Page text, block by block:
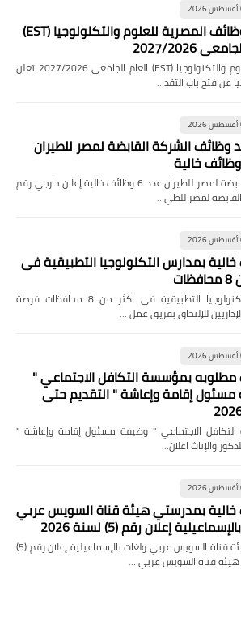
إعلان وظائف المصرية للعلوم والتكنولوجيا (EST)
2027/2026
إعلان وظائف المصرية للعلوم والتكنولوجيا (EST) العام الجامعي 2027/2026 تعلن
عن فتح باب التقد…
وظائف الشركة القابضة لمصر للطيران
بالتعاقد وظائف الشركة القابضة لمصر للطيران عدد 6 وظائف خالية إعلان خارجي رقم
بمدارس التكنولوجيا التطبيقية فى
وظائف خالية بمدارس التكنولوجيا التطبيقية فى اكثر من 8 محافظات فرصة
للإلتحاق بفريق عمل …
بمؤسسة التكافل الاجتماعي "
إقامة وإعاشة " التقديم حتى
الاجتماعي " وظيفة مسئول إقامة وإعاشة "
بمدرستي هيئة قناة السويس عربي
إعلان رقم (5) لسنة 2026
وظائف خالية بمدرستي هيئة قناة السويس عربي ولغات بالإسماعيلية إعلان رقم (5)